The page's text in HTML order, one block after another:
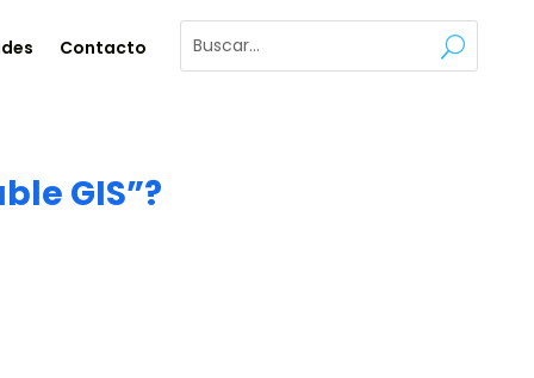
Contacto
GIS”?